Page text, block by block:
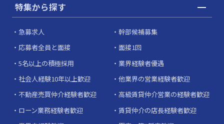
特集から探す
急募求人
幹部候補募集
応募者全員と面接
面接1回
5名以上の積極採用
業界経験者優遇
社会人経験10年以上歓迎
他業界の営業経験者歓迎
不動産売買仲介経験者歓迎
高級賃貸仲介営業の経験者歓迎
ローン業務経験者歓迎
賃貸仲介の店長経験者歓迎